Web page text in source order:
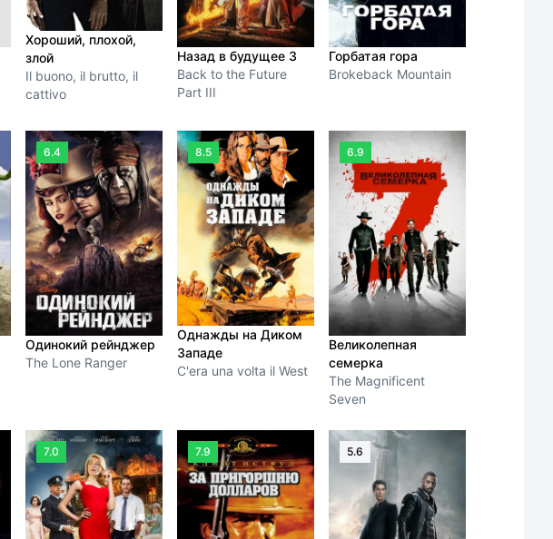
Хороший, плохой,
злой
Il buono, il brutto, il
cattivo
Назад в будущее 3
Back to the Future
Part III
Горбатая гора
Brokeback Mountain
6.4
Одинокий рейнджер
The Lone Ranger
8.5
Однажды на Диком
Западе
C'era una volta il West
6.9
Великолепная
семерка
The Magnificent
Seven
7.0 7.9 5.6